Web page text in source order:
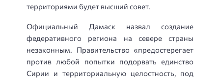
территориями будет высший совет.
Официальный Дамаск назвал создание
федеративного региона на севере страны
незаконным. Правительство «предостерегает
против любой попытки подорвать единство
Сирии и территориальную целостность, под